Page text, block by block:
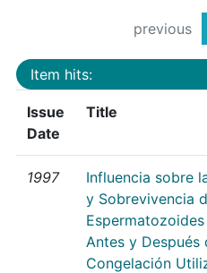
previous
Item hits:
Issue
Date
Title
1997
Influencia sobre
y Sobrevivencia
Antes y Después
Congelación